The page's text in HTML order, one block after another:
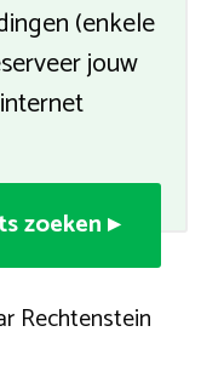
(enkele
jouw
zoeken ▸
Rechtenstein